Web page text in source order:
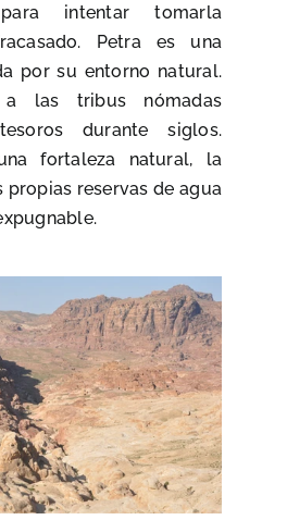
para intentar tomarla
Petra es una
por su entorno natural.
las tribus nómadas
durante siglos.
fortaleza natural, la
propias reservas de agua